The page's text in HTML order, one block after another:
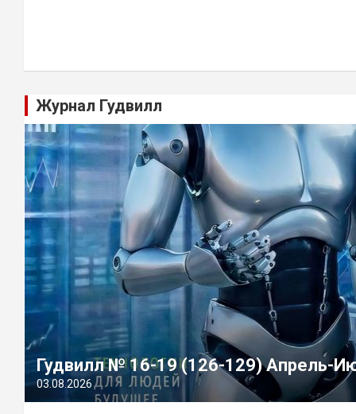
Журнал Гудвилл
Гудвилл № 16-19 (126-129) Апрель-
03.08.2026